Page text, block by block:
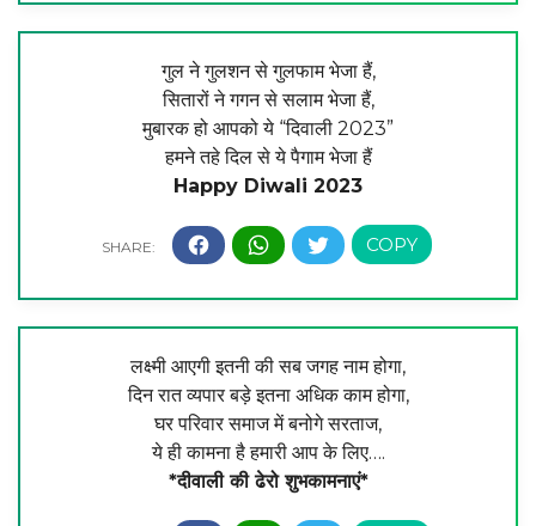
गुल ने गुलशन से गुलफाम भेजा हैं,
सितारों ने गगन से सलाम भेजा हैं,
मुबारक हो आपको ये “दिवाली 2023”
हमने तहे दिल से ये पैगाम भेजा हैं
Happy Diwali 2023
लक्ष्मी आएगी इतनी की सब जगह नाम होगा,
दिन रात व्यपार बड़े इतना अधिक काम होगा,
घर परिवार समाज में बनोगे सरताज,
ये ही कामना है हमारी आप के लिए….
*दीवाली की ढेरो शुभकामनाएं*